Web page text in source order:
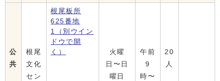
公
共
根尾
文化
セン
根尾板所
625番地
1
（別ウイン
ドウで開
く）
火曜
日〜日
曜日
午前
9
時〜
20
人